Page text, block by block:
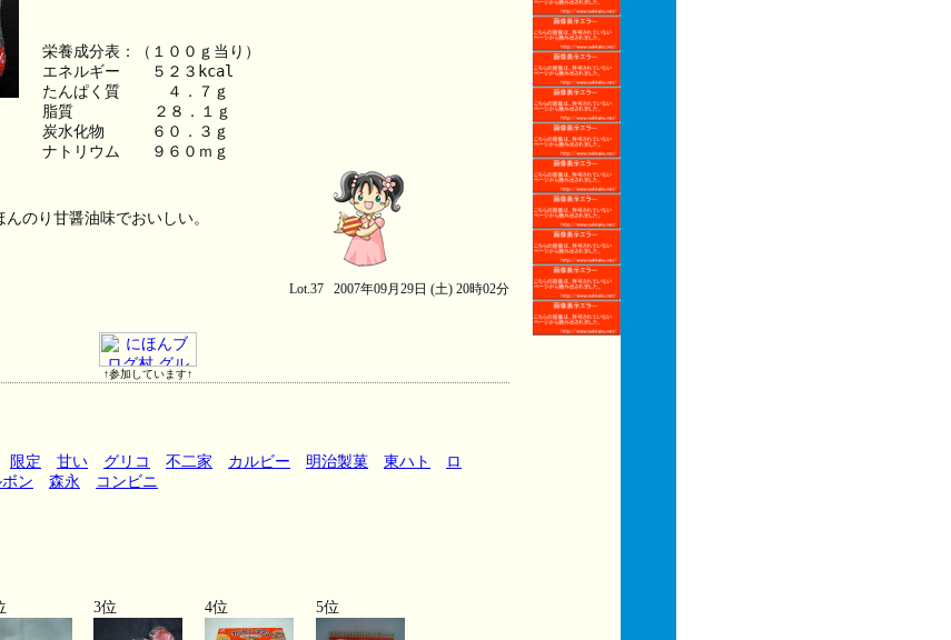
栄養成分表：（１００ｇ当り）
エネルギー　　５２３kcal
たんぱく質　　　４．７ｇ
脂質　　　　  ２８．１ｇ
炭水化物　　　６０．３ｇ
のり甘醤油味でおいしい。
Lot.37 2007年09月29日 (土) 20時02分
↑参加しています↑
限定 甘い グリコ 不二家 カルビー 明治製菓 東ハト
ロ
ン 森永 コンビニ
3位 4位 5位